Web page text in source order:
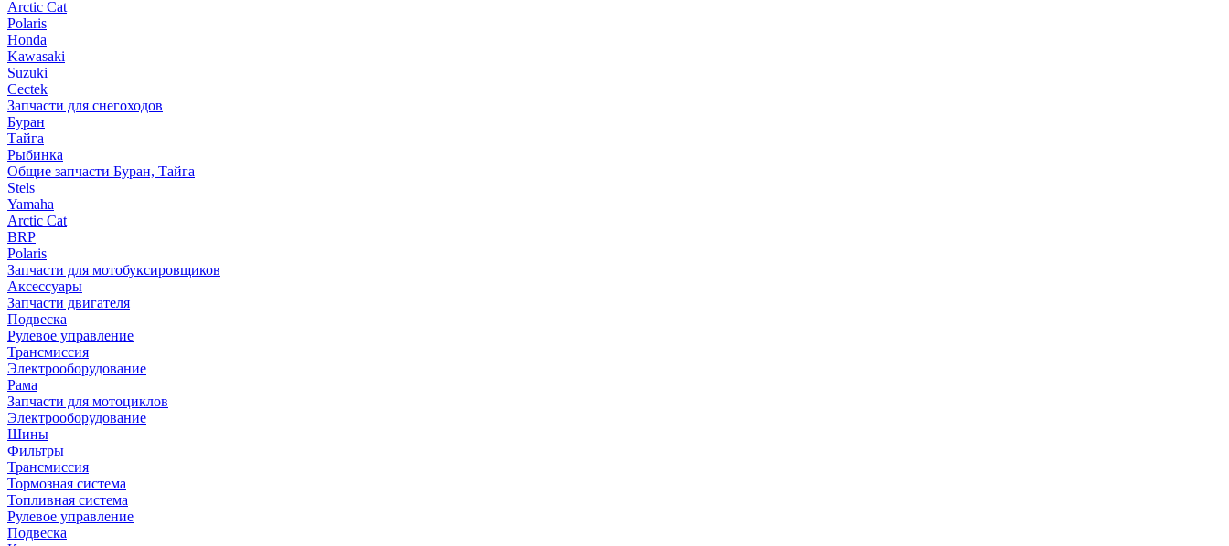
Arctic Cat
Polaris
Honda
Kawasaki
Suzuki
Cectek
Запчасти для снегоходов
Буран
Тайга
Рыбинка
Общие запчасти Буран, Тайга
Stels
Yamaha
Arctic Cat
BRP
Polaris
Запчасти для мотобуксировщиков
Аксессуары
Запчасти двигателя
Подвеска
Рулевое управление
Трансмиссия
Электрооборудование
Рама
Запчасти для мотоциклов
Электрооборудование
Шины
Фильтры
Трансмиссия
Тормозная система
Топливная система
Рулевое управление
Подвеска